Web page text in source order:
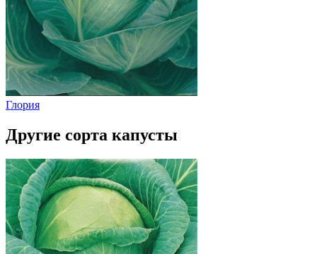
Глория
Другие сорта капусты